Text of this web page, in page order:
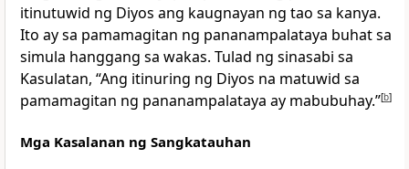
itinutuwid ng Diyos ang kaugnayan ng tao sa kanya.
Ito ay sa pamamagitan ng pananampalataya buhat sa
simula hanggang sa wakas. Tulad ng sinasabi sa
Kasulatan, “Ang itinuring ng Diyos na matuwid sa
pamamagitan ng pananampalataya ay mabubuhay.”[b]
Mga Kasalanan ng Sangkatauhan